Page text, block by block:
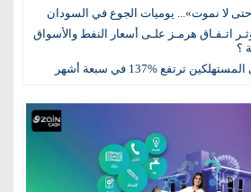
لا نموت»... يوميات الجوع في السودان
اتـفـاق هرمـز علـى أسعار النفط والأسواق
؟
ترتفع %137 في سبعة أشهر